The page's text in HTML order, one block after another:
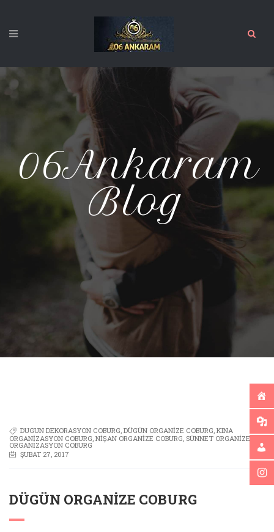
06Ankaram
Blog
DUGUN DEKORASYON COBURG, DÜGÜN ORGANIZE COBURG, KINA
ORGANIZASYON COBURG NIŞAN ORGANIZE COBURG SÜNNET ORGANIZE
ORGANIZASYON COBURG
ŞUBAT 27, 2017
DÜGÜN ORGANIZE COBURG